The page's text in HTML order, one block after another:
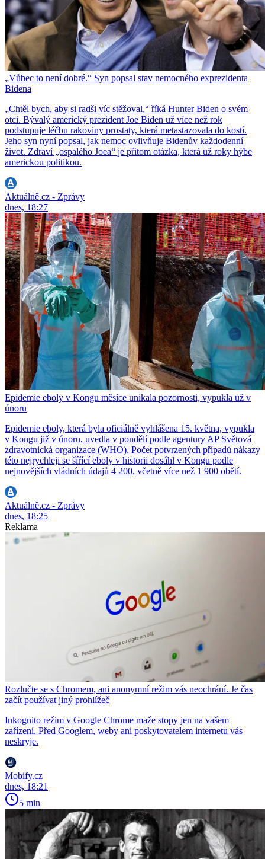
„Vůbec to není dobré.“ Syn popsal stav nemocného exprezidenta
Bidena
„Chtěl bych, aby si radši víc stěžoval,“ říká Hunter Biden o svém
otci. Bývalý americký prezident Joe Biden už více než rok
podstupuje léčbu rakoviny prostaty, která metastazovala do kostí.
Jeho syn nyní popsal, jak nemoc ovlivňuje Bidenův každodenní
život. Zdraví „ospalého Joea“ je přitom otázka, která už roky hýbe
americkou politikou.
Aktuálně.cz - Zprávy
dnes, 18:27
Epidemie eboly v Kongu měsíce unikala pozornosti, vypukla už v
únoru
Epidemie eboly, která byla oficiálně vyhlášena 15. května, vypukla
v Kongu již v únoru, uvedla v pondělí podle agentury AP Světová
zdravotnická organizace (WHO). Počet potvrzených případů nákazy
této nejrychleji se šířící eboly v historii dosáhl v Kongu podle
nejnovějších vládních údajů 4 200, včetně více než 1 900 obětí.
Aktuálně.cz - Zprávy
dnes, 18:25
Reklama
Rozlučte se s Chromem, ani anonymní režim vás neochrání. Je čas
začít používat jiný prohlížeč
Inkognito režim v Google Chrome maže stopy jen na vašem
zařízení. Před Googlem, weby ani poskytovatelem internetu vás
neskryje.
Mobify.cz
dnes, 18:21
5 min